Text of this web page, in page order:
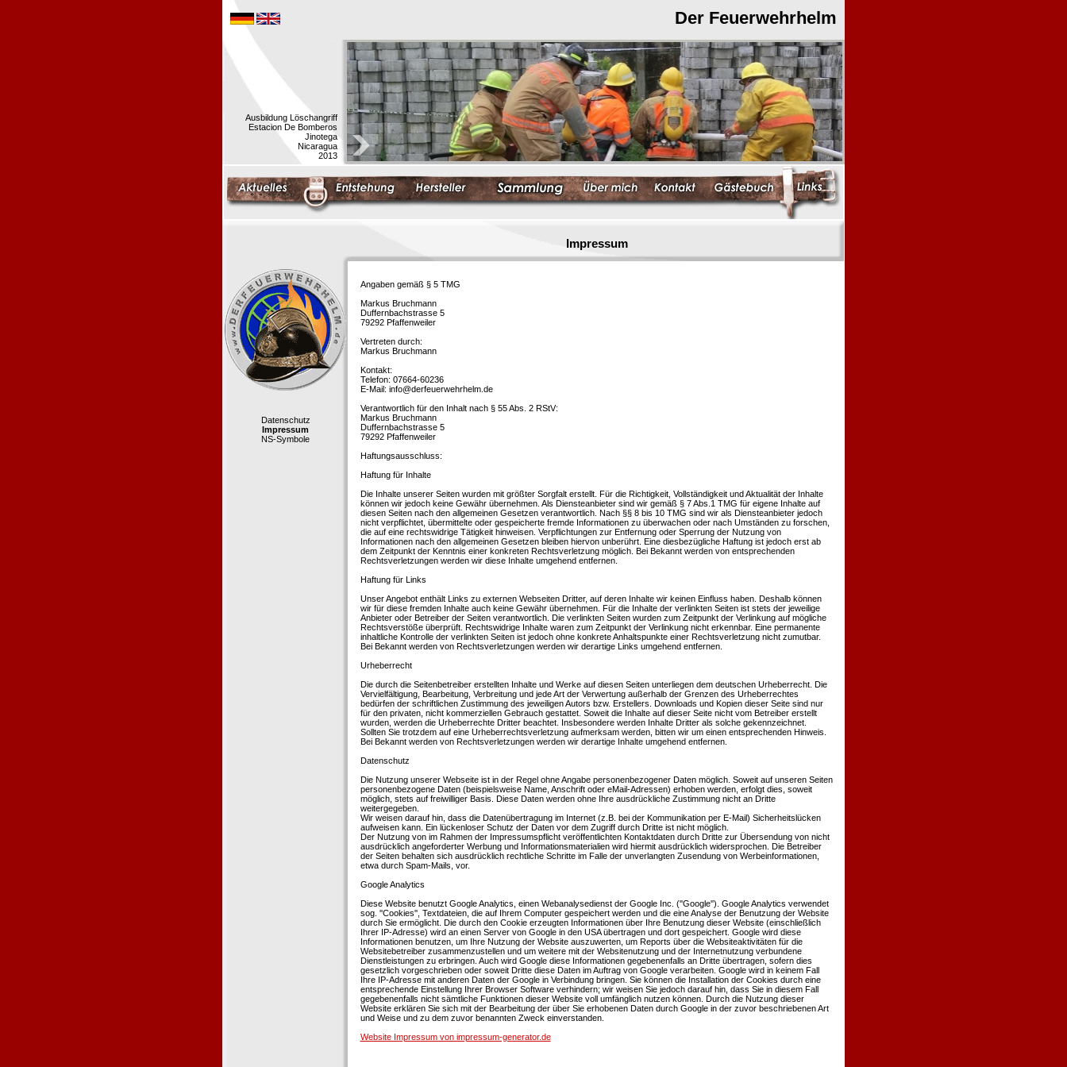
Der Feuerwehrhelm
Ausbildung Löschangriff
Estacion De Bomberos
Jinotega
Nicaragua
2013
Impressum
Datenschutz
Impressum
NS-Symbole
Angaben gemäß § 5 TMG
Markus Bruchmann
Duffernbachstrasse 5
79292 Pfaffenweiler
Vertreten durch:
Markus Bruchmann
Kontakt:
Telefon: 07664-60236
E-Mail: info@derfeuerwehrhelm.de
Verantwortlich für den Inhalt nach § 55 Abs. 2 RStV:
Markus Bruchmann
Duffernbachstrasse 5
79292 Pfaffenweiler
Haftungsausschluss:
Haftung für Inhalte
Die Inhalte unserer Seiten wurden mit größter Sorgfalt erstellt. Für die Richtigkeit, Vollständigkeit und Aktualität der Inhalte
können wir jedoch keine Gewähr übernehmen. Als Diensteanbieter sind wir gemäß § 7 Abs.1 TMG für eigene Inhalte auf
diesen Seiten nach den allgemeinen Gesetzen verantwortlich. Nach §§ 8 bis 10 TMG sind wir als Diensteanbieter jedoch
nicht verpflichtet, übermittelte oder gespeicherte fremde Informationen zu überwachen oder nach Umständen zu forschen,
die auf eine rechtswidrige Tätigkeit hinweisen. Verpflichtungen zur Entfernung oder Sperrung der Nutzung von
Informationen nach den allgemeinen Gesetzen bleiben hiervon unberührt. Eine diesbezügliche Haftung ist jedoch erst ab
dem Zeitpunkt der Kenntnis einer konkreten Rechtsverletzung möglich. Bei Bekannt werden von entsprechenden
Rechtsverletzungen werden wir diese Inhalte umgehend entfernen.
Haftung für Links
Unser Angebot enthält Links zu externen Webseiten Dritter, auf deren Inhalte wir keinen Einfluss haben. Deshalb können
wir für diese fremden Inhalte auch keine Gewähr übernehmen. Für die Inhalte der verlinkten Seiten ist stets der jeweilige
Anbieter oder Betreiber der Seiten verantwortlich. Die verlinkten Seiten wurden zum Zeitpunkt der Verlinkung auf mögliche
Rechtsverstöße überprüft. Rechtswidrige Inhalte waren zum Zeitpunkt der Verlinkung nicht erkennbar. Eine permanente
inhaltliche Kontrolle der verlinkten Seiten ist jedoch ohne konkrete Anhaltspunkte einer Rechtsverletzung nicht zumutbar.
Bei Bekannt werden von Rechtsverletzungen werden wir derartige Links umgehend entfernen.
Urheberrecht
Die durch die Seitenbetreiber erstellten Inhalte und Werke auf diesen Seiten unterliegen dem deutschen Urheberrecht. Die
Vervielfältigung, Bearbeitung, Verbreitung und jede Art der Verwertung außerhalb der Grenzen des Urheberrechtes
bedürfen der schriftlichen Zustimmung des jeweiligen Autors bzw. Erstellers. Downloads und Kopien dieser Seite sind nur
für den privaten, nicht kommerziellen Gebrauch gestattet. Soweit die Inhalte auf dieser Seite nicht vom Betreiber erstellt
wurden, werden die Urheberrechte Dritter beachtet. Insbesondere werden Inhalte Dritter als solche gekennzeichnet.
Sollten Sie trotzdem auf eine Urheberrechtsverletzung aufmerksam werden, bitten wir um einen entsprechenden Hinweis.
Bei Bekannt werden von Rechtsverletzungen werden wir derartige Inhalte umgehend entfernen.
Datenschutz
Die Nutzung unserer Webseite ist in der Regel ohne Angabe personenbezogener Daten möglich. Soweit auf unseren Seiten
personenbezogene Daten (beispielsweise Name, Anschrift oder eMail-Adressen) erhoben werden, erfolgt dies, soweit
möglich, stets auf freiwilliger Basis. Diese Daten werden ohne Ihre ausdrückliche Zustimmung nicht an Dritte
weitergegeben.
Wir weisen darauf hin, dass die Datenübertragung im Internet (z.B. bei der Kommunikation per E-Mail) Sicherheitslücken
aufweisen kann. Ein lückenloser Schutz der Daten vor dem Zugriff durch Dritte ist nicht möglich.
Der Nutzung von im Rahmen der Impressumspflicht veröffentlichten Kontaktdaten durch Dritte zur Übersendung von nicht
ausdrücklich angeforderter Werbung und Informationsmaterialien wird hiermit ausdrücklich widersprochen. Die Betreiber
der Seiten behalten sich ausdrücklich rechtliche Schritte im Falle der unverlangten Zusendung von Werbeinformationen,
etwa durch Spam-Mails, vor.
Google Analytics
Diese Website benutzt Google Analytics, einen Webanalysedienst der Google Inc. (''Google''). Google Analytics verwendet
sog. ''Cookies'', Textdateien, die auf Ihrem Computer gespeichert werden und die eine Analyse der Benutzung der Website
durch Sie ermöglicht. Die durch den Cookie erzeugten Informationen über Ihre Benutzung dieser Website (einschließlich
Ihrer IP-Adresse) wird an einen Server von Google in den USA übertragen und dort gespeichert. Google wird diese
Informationen benutzen, um Ihre Nutzung der Website auszuwerten, um Reports über die Websiteaktivitäten für die
Websitebetreiber zusammenzustellen und um weitere mit der Websitenutzung und der Internetnutzung verbundene
Dienstleistungen zu erbringen. Auch wird Google diese Informationen gegebenenfalls an Dritte übertragen, sofern dies
gesetzlich vorgeschrieben oder soweit Dritte diese Daten im Auftrag von Google verarbeiten. Google wird in keinem Fall
Ihre IP-Adresse mit anderen Daten der Google in Verbindung bringen. Sie können die Installation der Cookies durch eine
entsprechende Einstellung Ihrer Browser Software verhindern; wir weisen Sie jedoch darauf hin, dass Sie in diesem Fall
gegebenenfalls nicht sämtliche Funktionen dieser Website voll umfänglich nutzen können. Durch die Nutzung dieser
Website erklären Sie sich mit der Bearbeitung der über Sie erhobenen Daten durch Google in der zuvor beschriebenen Art
und Weise und zu dem zuvor benannten Zweck einverstanden.
Website Impressum von impressum-generator.de